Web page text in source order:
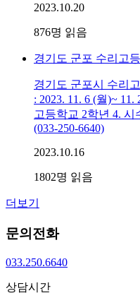
2023.10.20
876명 읽음
경기도 군포 수리고
경기도 군포시 수리
: 2023. 11. 6 (월)~
고등학교 2학년 4. 시
(033-250-6640)
2023.10.16
1802명 읽음
더보기
문의전화
033.250.6640
상담시간